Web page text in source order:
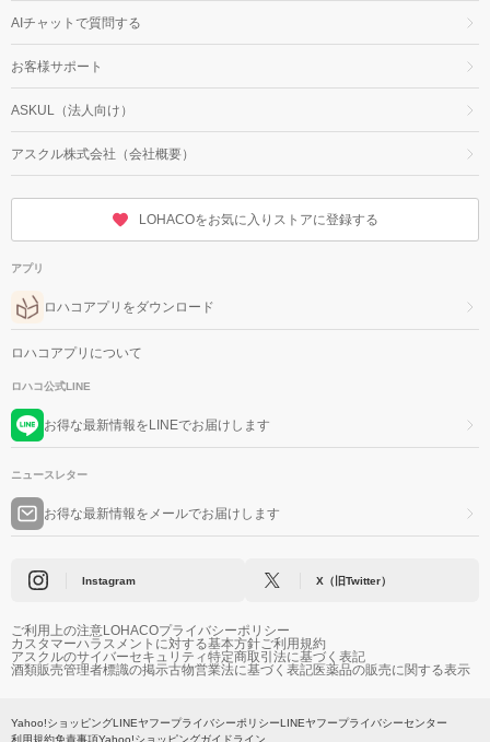
AIチャットで質問する
お客様サポート
ASKUL（法人向け）
アスクル株式会社（会社概要）
LOHACOをお気に入りストアに登録する
アプリ
ロハコアプリをダウンロード
ロハコアプリについて
ロハコ公式LINE
お得な最新情報をLINEでお届けします
ニュースレター
お得な最新情報をメールでお届けします
Instagram X（旧Twitter）
ご利用上の注意LOHACOプライバシーポリシー
カスタマーハラスメントに対する基本方針ご利用規約
アスクルのサイバーセキュリティ特定商取引法に基づく表記
酒類販売管理者標識の掲示古物営業法に基づく表記医薬品の販売に関する表示
Yahoo!ショッピングLINEヤフープライバシーポリシーLINEヤフープライバシーセンター
利用規約免責事項Yahoo!ショッピングガイドライン